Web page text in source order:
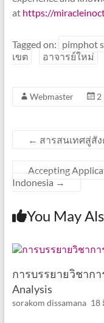
at https://
Tagged on: pimphot
เขต
อาจารย์ใหม่
Webmaster 2
← สารสนเทศสู่สั
Accepting
Indonesia →
You May
การบรรยายวิชากา
Analysis
sorakom dissamana 18